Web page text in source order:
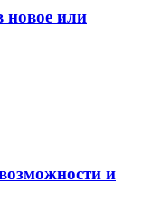
новое или
и